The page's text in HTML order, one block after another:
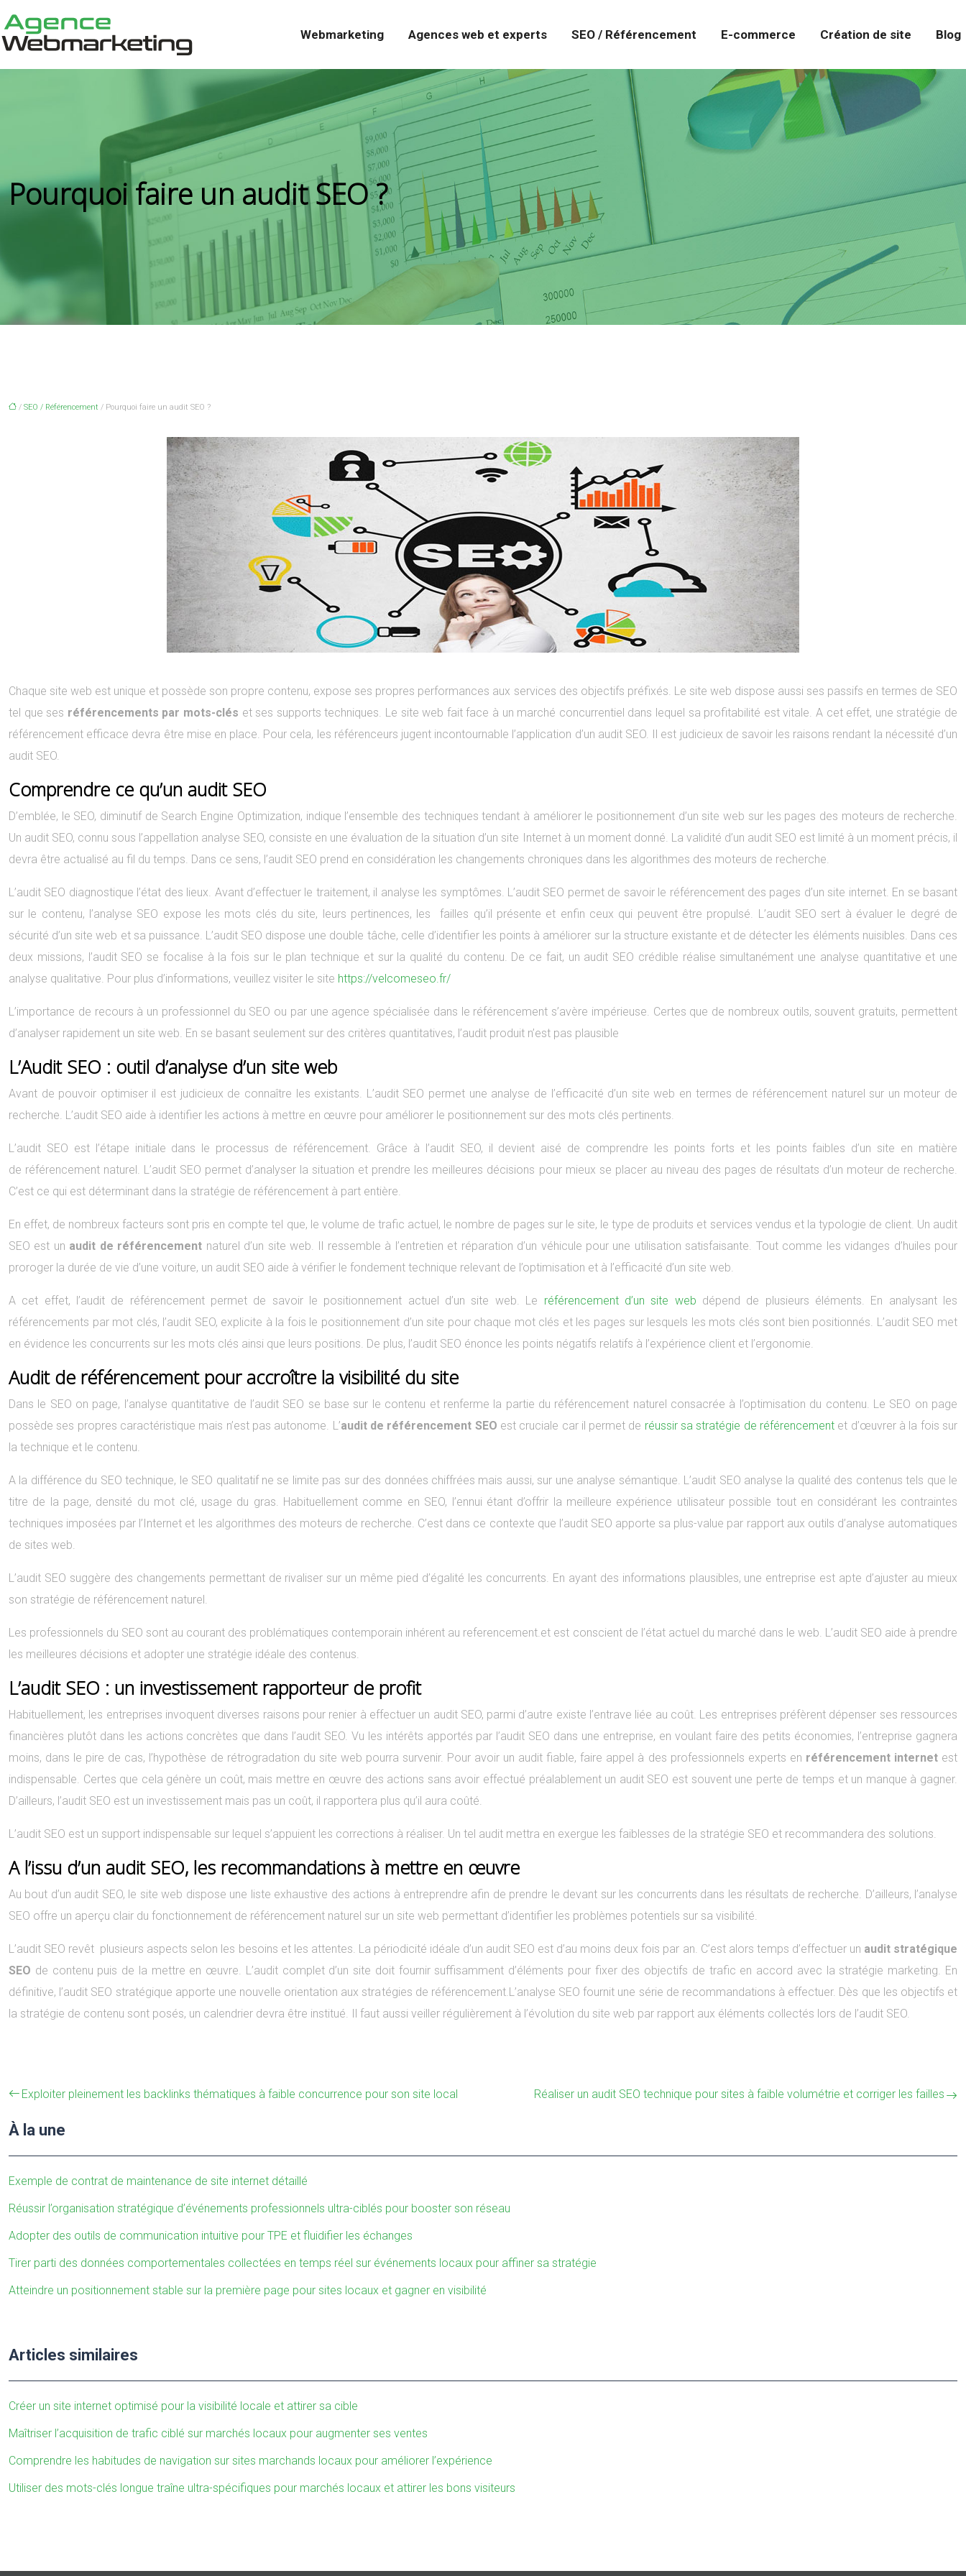
Webmarketing Agences web et experts SEO / Référencement E-commerce Création de site Blog
Pourquoi faire un audit SEO ?
/ SEO / Référencement / Pourquoi faire un audit SEO ?
Chaque site web est unique et possède son propre contenu, expose ses propres performances aux services des objectifs préfixés. Le site web dispose aussi ses passifs en termes de SEO
tel que ses référencements par mots-clés et ses supports techniques. Le site web fait face à un marché concurrentiel dans lequel sa profitabilité est vitale. A cet effet, une stratégie de
référencement efficace devra être mise en place. Pour cela, les référenceurs jugent incontournable l’application d’un audit SEO. Il est judicieux de savoir les raisons rendant la nécessité d’un
audit SEO.
Comprendre ce qu’un audit SEO
D’emblée, le SEO, diminutif de Search Engine Optimization, indique l’ensemble des techniques tendant à améliorer le positionnement d’un site web sur les pages des moteurs de recherche.
Un audit SEO, connu sous l’appellation analyse SEO, consiste en une évaluation de la situation d’un site Internet à un moment donné. La validité d’un audit SEO est limité à un moment précis, il
devra être actualisé au fil du temps. Dans ce sens, l’audit SEO prend en considération les changements chroniques dans les algorithmes des moteurs de recherche.
L’audit SEO diagnostique l’état des lieux. Avant d’effectuer le traitement, il analyse les symptômes. L’audit SEO permet de savoir le référencement des pages d’un site internet. En se basant
sur le contenu, l’analyse SEO expose les mots clés du site, leurs pertinences, les failles qu’il présente et enfin ceux qui peuvent être propulsé. L’audit SEO sert à évaluer le degré de
sécurité d’un site web et sa puissance. L’audit SEO dispose une double tâche, celle d’identifier les points à améliorer sur la structure existante et de détecter les éléments nuisibles. Dans ces
deux missions, l’audit SEO se focalise à la fois sur le plan technique et sur la qualité du contenu. De ce fait, un audit SEO crédible réalise simultanément une analyse quantitative et une
analyse qualitative. Pour plus d’informations, veuillez visiter le site https://velcomeseo.fr/
L’importance de recours à un professionnel du SEO ou par une agence spécialisée dans le référencement s’avère impérieuse. Certes que de nombreux outils, souvent gratuits, permettent
d’analyser rapidement un site web. En se basant seulement sur des critères quantitatives, l’audit produit n’est pas plausible
L’Audit SEO : outil d’analyse d’un site web
Avant de pouvoir optimiser il est judicieux de connaître les existants. L’audit SEO permet une analyse de l’efficacité d’un site web en termes de référencement naturel sur un moteur de
recherche. L’audit SEO aide à identifier les actions à mettre en œuvre pour améliorer le positionnement sur des mots clés pertinents.
L’audit SEO est l’étape initiale dans le processus de référencement. Grâce à l’audit SEO, il devient aisé de comprendre les points forts et les points faibles d’un site en matière
de référencement naturel. L’audit SEO permet d’analyser la situation et prendre les meilleures décisions pour mieux se placer au niveau des pages de résultats d’un moteur de recherche.
C’est ce qui est déterminant dans la stratégie de référencement à part entière.
En effet, de nombreux facteurs sont pris en compte tel que, le volume de trafic actuel, le nombre de pages sur le site, le type de produits et services vendus et la typologie de client. Un audit
SEO est un audit de référencement naturel d’un site web. Il ressemble à l’entretien et réparation d’un véhicule pour une utilisation satisfaisante. Tout comme les vidanges d’huiles pour
proroger la durée de vie d’une voiture, un audit SEO aide à vérifier le fondement technique relevant de l’optimisation et à l’efficacité d’un site web.
A cet effet, l’audit de référencement permet de savoir le positionnement actuel d’un site web. Le référencement d’un site web dépend de plusieurs éléments. En analysant les
référencements par mot clés, l’audit SEO, explicite à la fois le positionnement d’un site pour chaque mot clés et les pages sur lesquels les mots clés sont bien positionnés. L’audit SEO met
en évidence les concurrents sur les mots clés ainsi que leurs positions. De plus, l’audit SEO énonce les points négatifs relatifs à l’expérience client et l’ergonomie.
Audit de référencement pour accroître la visibilité du site
Dans le SEO on page, l’analyse quantitative de l’audit SEO se base sur le contenu et renferme la partie du référencement naturel consacrée à l’optimisation du contenu. Le SEO on page
possède ses propres caractéristique mais n’est pas autonome. L’audit de référencement SEO est cruciale car il permet de réussir sa stratégie de référencement et d’œuvrer à la fois sur
la technique et le contenu.
A la différence du SEO technique, le SEO qualitatif ne se limite pas sur des données chiffrées mais aussi, sur une analyse sémantique. L’audit SEO analyse la qualité des contenus tels que le
titre de la page, densité du mot clé, usage du gras. Habituellement comme en SEO, l’ennui étant d’offrir la meilleure expérience utilisateur possible tout en considérant les contraintes
techniques imposées par l’Internet et les algorithmes des moteurs de recherche. C’est dans ce contexte que l’audit SEO apporte sa plus-value par rapport aux outils d’analyse automatiques
de sites web.
L’audit SEO suggère des changements permettant de rivaliser sur un même pied d’égalité les concurrents. En ayant des informations plausibles, une entreprise est apte d’ajuster au mieux
son stratégie de référencement naturel.
Les professionnels du SEO sont au courant des problématiques contemporain inhérent au referencement.et est conscient de l’état actuel du marché dans le web. L’audit SEO aide à prendre
les meilleures décisions et adopter une stratégie idéale des contenus.
L’audit SEO : un investissement rapporteur de profit
Habituellement, les entreprises invoquent diverses raisons pour renier à effectuer un audit SEO, parmi d’autre existe l’entrave liée au coût. Les entreprises préfèrent dépenser ses ressources
financières plutôt dans les actions concrètes que dans l’audit SEO. Vu les intérêts apportés par l’audit SEO dans une entreprise, en voulant faire des petits économies, l’entreprise gagnera
moins, dans le pire de cas, l’hypothèse de rétrogradation du site web pourra survenir. Pour avoir un audit fiable, faire appel à des professionnels experts en référencement internetest
indispensable. Certes que cela génère un coût, mais mettre en œuvre des actions sans avoir effectué préalablement un audit SEO est souvent une perte de temps et un manque à gagner.
D’ailleurs, l’audit SEO est un investissement mais pas un coût, il rapportera plus qu’il aura coûté.
L’audit SEO est un support indispensable sur lequel s’appuient les corrections à réaliser. Un tel audit mettra en exergue les faiblesses de la stratégie SEO et recommandera des solutions.
A l’issu d’un audit SEO, les recommandations à mettre en œuvre
Au bout d’un audit SEO, le site web dispose une liste exhaustive des actions à entreprendre afin de prendre le devant sur les concurrents dans les résultats de recherche. D’ailleurs, l’analyse
SEO offre un aperçu clair du fonctionnement de référencement naturel sur un site web permettant d’identifier les problèmes potentiels sur sa visibilité.
L’audit SEO revêt plusieurs aspects selon les besoins et les attentes. La périodicité idéale d’un audit SEO est d’au moins deux fois par an. C’est alors temps d’effectuer un audit stratégique
SEO de contenu puis de la mettre en œuvre. L’audit complet d’un site doit fournir suffisamment d’éléments pour fixer des objectifs de trafic en accord avec la stratégie marketing. En
définitive, l’audit SEO stratégique apporte une nouvelle orientation aux stratégies de référencement.L’analyse SEO fournit une série de recommandations à effectuer. Dès que les objectifs et
la stratégie de contenu sont posés, un calendrier devra être institué. Il faut aussi veiller régulièrement à l’évolution du site web par rapport aux éléments collectés lors de l’audit SEO.
Exploiter pleinement les backlinks thématiques à faible concurrence pour son site local Réaliser un audit SEO technique pour sites à faible volumétrie et corriger les failles
À la une
Exemple de contrat de maintenance de site internet détaillé
Réussir l’organisation stratégique d’événements professionnels ultra-ciblés pour booster son réseau
Adopter des outils de communication intuitive pour TPE et fluidifier les échanges
Tirer parti des données comportementales collectées en temps réel sur événements locaux pour affiner sa stratégie
Atteindre un positionnement stable sur la première page pour sites locaux et gagner en visibilité
Articles similaires
Créer un site internet optimisé pour la visibilité locale et attirer sa cible
Maîtriser l’acquisition de trafic ciblé sur marchés locaux pour augmenter ses ventes
Comprendre les habitudes de navigation sur sites marchands locaux pour améliorer l’expérience
Utiliser des mots-clés longue traîne ultra-spécifiques pour marchés locaux et attirer les bons visiteurs